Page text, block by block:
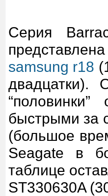
Серия
samsung r18
двадцатки).
быстрыми за
(большое
Seagate в
таблице
ST330630A